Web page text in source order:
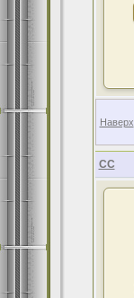
Наверх
CC